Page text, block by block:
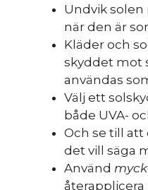
Undvik solen
när den är
Kläder och
skyddet mot
användas
Välj ett
både UVA-
Och se till
det vill säga
Använd